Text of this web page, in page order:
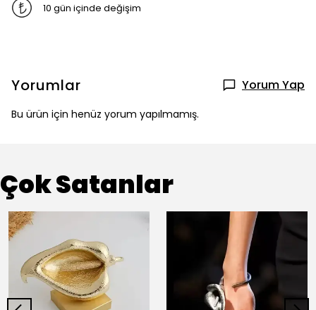
10 gün içinde değişim
Yorumlar Yorum Yap
Bu ürün için henüz yorum yapılmamış.
Çok Satanlar